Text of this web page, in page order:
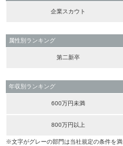
企業スカウト
属性別ランキング
第二新卒
年収別ランキング
600万円未満
800万円以上
※文字がグレーの部門は当社規定の条件を